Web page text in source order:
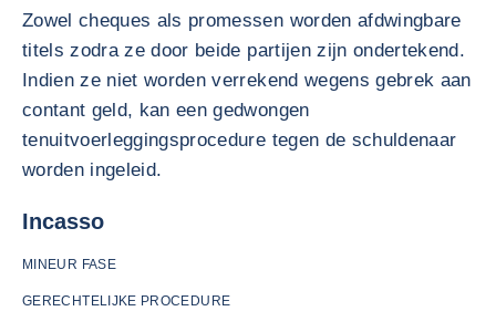
Zowel cheques als promessen worden afdwingbare
titels zodra ze door beide partijen zijn ondertekend.
Indien ze niet worden verrekend wegens gebrek aan
contant geld, kan een gedwongen
tenuitvoerleggingsprocedure tegen de schuldenaar
worden ingeleid.
Incasso
MINEUR FASE
GERECHTELIJKE PROCEDURE